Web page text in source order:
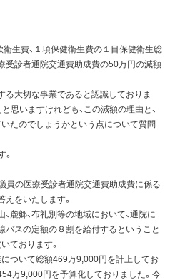
衛生費、１項保健衛生費の１目保健衛生総
受診者通院交通費助成費の50万円の減額
る大切な事業であると認識しておりま
思いますけれども、この減額の理由と、
たのでしょうかという点について質問
。
員の医療受診者通院交通費助成費に係る
えをいたします。
麓郷、布礼別等の地域において、通院に
バスの定額の８割を給付するということ
ております。
ついて総額469万9,000円を計上してお
万9,000円を予算化しておりました。今